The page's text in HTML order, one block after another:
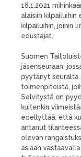
16.1.2021
alaisiin kilpailuihin
kilpailuihin, joihin
edustajat.
Suomen
jäsenseuraan,
pyytänyt seuralta
toimenpiteistä,
Selvitystä on
kuitenkin
edellyttää, että
antanut
olevan
asiaan